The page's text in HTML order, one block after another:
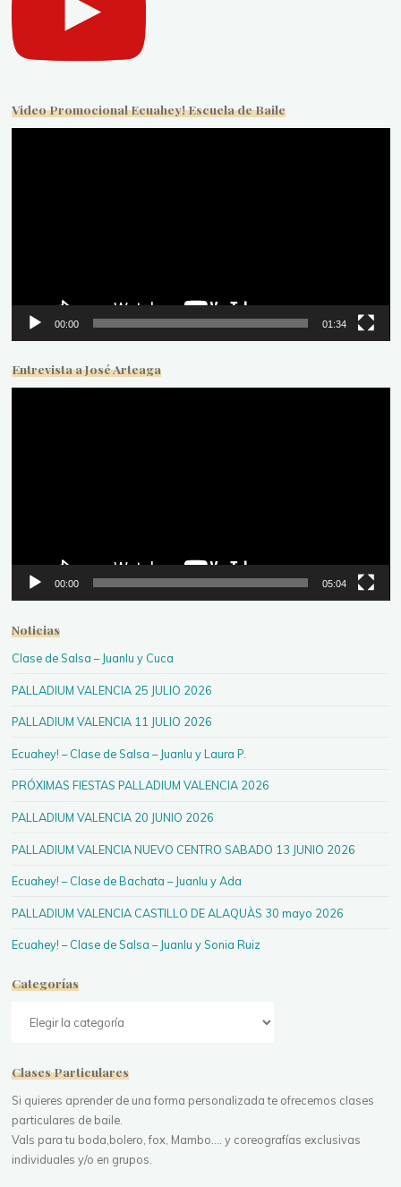
Video Promocional Ecuahey! Escuela de Baile
00:00 01:34
Entrevista a José Arteaga
00:00 05:04
Noticias
Clase de Salsa – Juanlu y Cuca
PALLADIUM VALENCIA 25 JULIO 2026
PALLADIUM VALENCIA 11 JULIO 2026
Ecuahey! – Clase de Salsa – Juanlu y Laura P.
PRÓXIMAS FIESTAS PALLADIUM VALENCIA 2026
PALLADIUM VALENCIA 20 JUNIO 2026
PALLADIUM VALENCIA NUEVO CENTRO SABADO 13 JUNIO 2026
Ecuahey! – Clase de Bachata – Juanlu y Ada
PALLADIUM VALENCIA CASTILLO DE ALAQUÀS 30 mayo 2026
Ecuahey! – Clase de Salsa – Juanlu y Sonia Ruiz
Categorías
Clases Particulares
Si quieres aprender de una forma personalizada te ofrecemos clases
particulares de baile.
Vals para tu boda,bolero, fox, Mambo.... y coreografías exclusivas
individuales y/o en grupos.